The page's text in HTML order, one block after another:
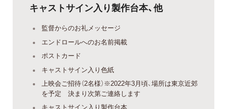
キャストサイン入り製作台本、他
監督からのお礼メッセージ
エンドロールへのお名前掲載
ポストカード
キャストサイン入り色紙
上映会ご招待（2名様）※2022年3月頃、場所は東京近郊
を予定 決まり次第ご連絡します
キャストサイン入り製作台本